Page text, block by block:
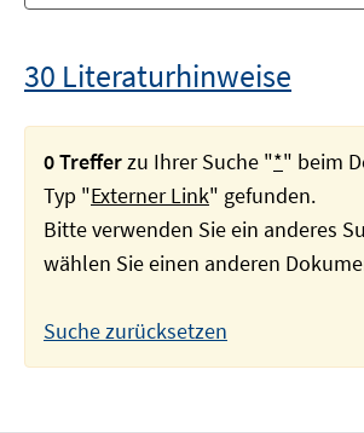
30 Literaturhinweise
0 Trefferzu Ihrer Suche "*" beim
Typ "Externer Link" gefunden.
Bitte verwenden Sie ein anderes
wählen Sie einen anderen
Suche zurücksetzen